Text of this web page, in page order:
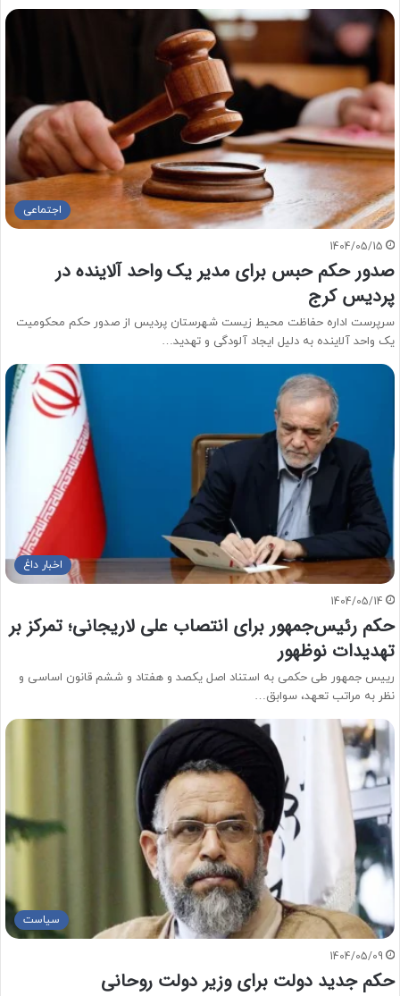
اجتماعی
1404/05/15
صدور حکم حبس برای مدیر یک واحد آلاینده در
پردیس کرج
سرپرست اداره حفاظت محیط زیست شهرستان پردیس از صدور حکم محکومیت
یک واحد آلاینده به دلیل ایجاد آلودگی و تهدید…
اخبار داغ
1404/05/14
حکم رئیس‌جمهور برای انتصاب علی لاریجانی؛ تمرکز بر
تهدیدات نوظهور
رییس جمهور طی حکمی به استناد اصل یکصد و هفتاد و ششم قانون اساسی و
نظر به مراتب تعهد، سوابق…
سیاست
1404/05/09
حکم جدید دولت برای وزیر دولت روحانی